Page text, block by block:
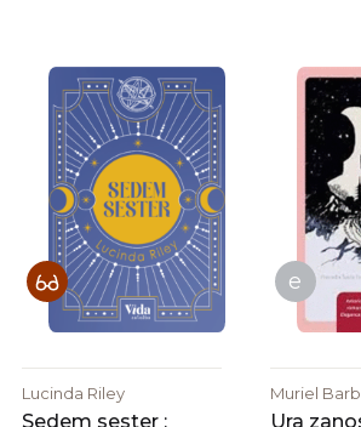
Lucinda Riley
Sedem sester :
e
Muriel
Ura